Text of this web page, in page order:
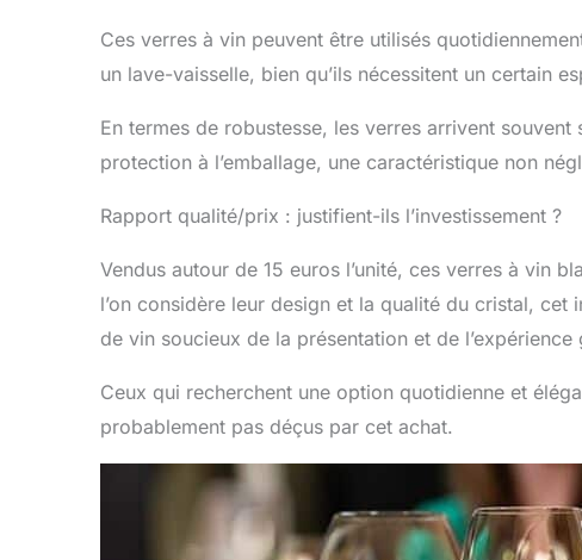
Ces verres à vin peuvent être utilisés
un lave-vaisselle, bien qu’ils nécessitent un certain
En termes de robustesse, les verres arrivent
protection à l’emballage, une caractéristique non
Rapport qualité/prix : justifient-ils l’investissement ?
Vendus autour de 15 euros l’unité, ces verres à vin
l’on considère leur design et la qualité du cristal,
de vin soucieux de la présentation et de l’expérience
Ceux qui recherchent une option quotidienne et
probablement pas déçus par cet achat.